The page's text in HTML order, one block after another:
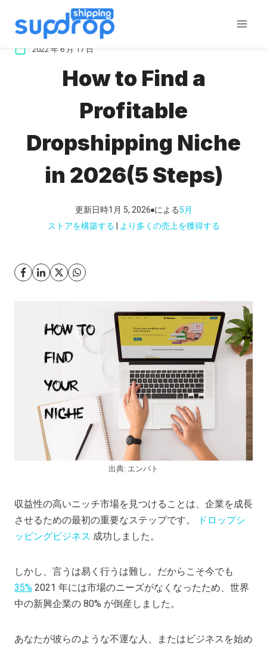
2022 年 6 月 17 日
How to Find a
Profitable
Dropshipping Niche
in 2026(5 Steps)
更新日時1月 5, 2026 による5月
ストアを構築する
より多くの売上を獲得する
出典: エンバト
収益性の高いニッチ市場を見つけることは、企業を成長
させるための最初の重要なステップです。
ドロップシ
ッピングビジネス 成功しました。
しかし、言うは易く行うは難し。だからこそ今でも
35% 2021 年には市場のニーズがなくなったため、世界
中の新興企業の 80% が倒産しました。
あなたが彼らのような不運な人、またはビジネスを始め